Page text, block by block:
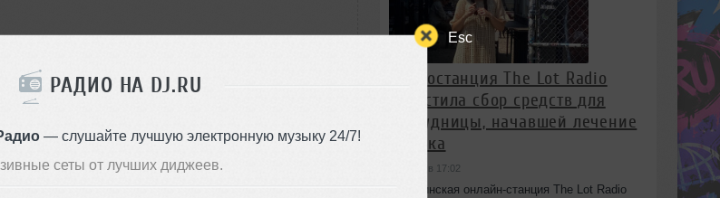
Esc
РАДИО НА DJ.RU
— слушайте лучшую электронную музыку 24/7!
сеты от лучших диджеев.
Disco House
Добавлен: 09 августа 2023, 17:58
Радиостанция The Lot Radio
запустила сбор средств для
сотрудницы, начавшей лечение
от рака
сегодня в 17:02
Бруклинская онлайн-станция The Lot Radio